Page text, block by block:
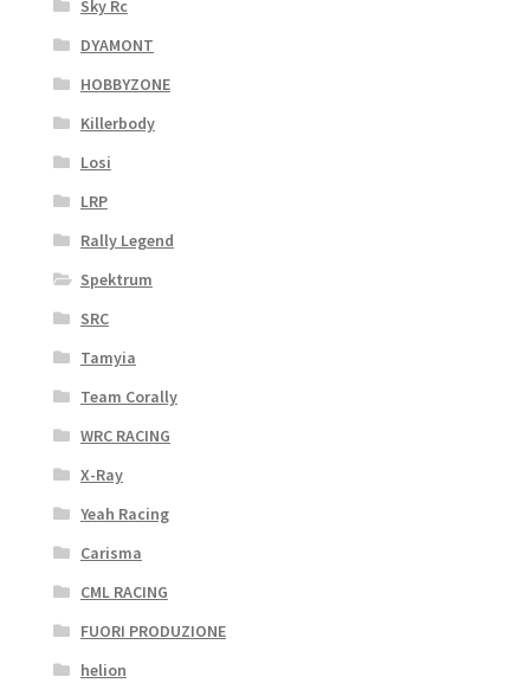
Sky Rc
DYAMONT
HOBBYZONE
Killerbody
Losi
LRP
Rally Legend
Spektrum
SRC
Tamyia
Team Corally
WRC RACING
X-Ray
Yeah Racing
Carisma
CML RACING
FUORI PRODUZIONE
helion